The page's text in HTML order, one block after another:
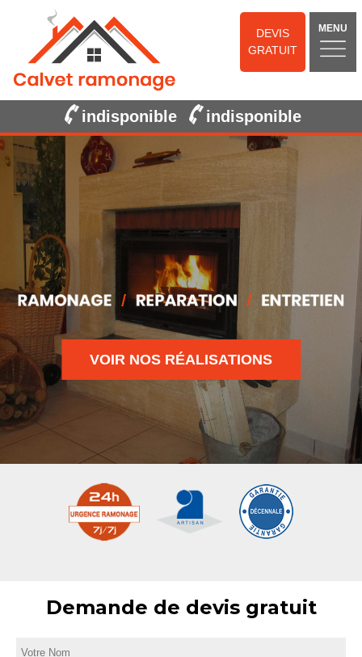
DEVIS
GRATUIT
MENU
indisponible indisponible
VOIR NOS RÉALISATIONS
Demande de devis gratuit